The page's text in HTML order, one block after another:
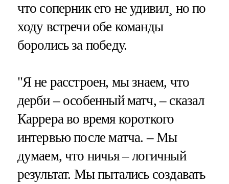
что соперник его не удивил¸ но по
ходу встречи обе команды
боролись за победу.
"Я не расстроен, мы знаем, что
дерби – особенный матч, – сказал
Каррера во время короткого
интервью после матча. – Мы
думаем, что ничья – логичный
результат. Мы пытались создавать